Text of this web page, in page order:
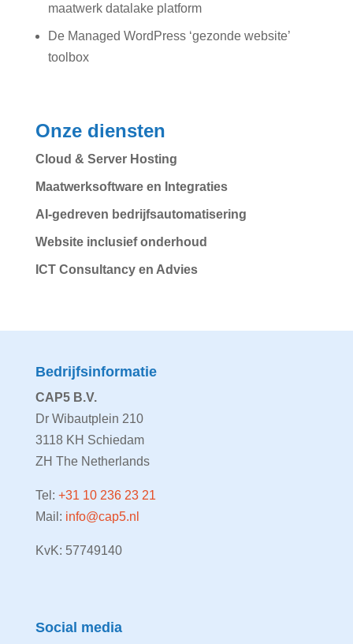
maatwerk datalake platform
De Managed WordPress ‘gezonde website’
toolbox
Onze diensten
Cloud & Server Hosting
Maatwerksoftware en Integraties
AI-gedreven bedrijfsautomatisering
Website inclusief onderhoud
ICT Consultancy en Advies
Bedrijfsinformatie
CAP5 B.V.
Dr Wibautplein 210
3118 KH Schiedam
ZH The Netherlands
Tel: +31 10 236 23 21
Mail: info@cap5.nl
KvK: 57749140
Social media